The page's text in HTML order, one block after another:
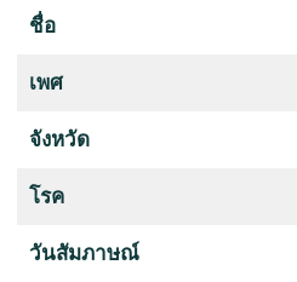
ชื่อ
เพศ
จังหวัด
โรค
วันสัมภาษณ์